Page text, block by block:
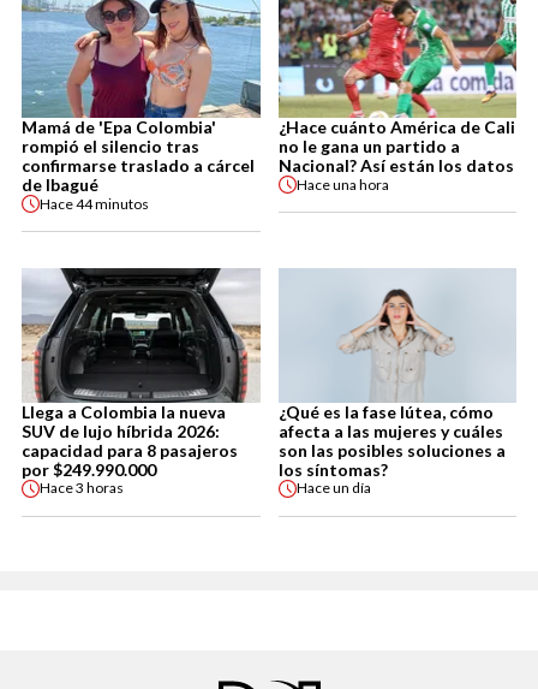
Mamá de 'Epa Colombia'
rompió el silencio tras
confirmarse traslado a cárcel
de Ibagué
Hace44 minutos
¿Hace cuánto América de Cali
no le gana un partido a
Nacional? Así están los datos
Haceuna hora
Llega a Colombia la nueva
SUV de lujo híbrida 2026:
capacidad para 8 pasajeros
por $249.990.000
Hace3 horas
¿Qué es la fase lútea, cómo
afecta a las mujeres y cuáles
son las posibles soluciones a
los síntomas?
Haceun día